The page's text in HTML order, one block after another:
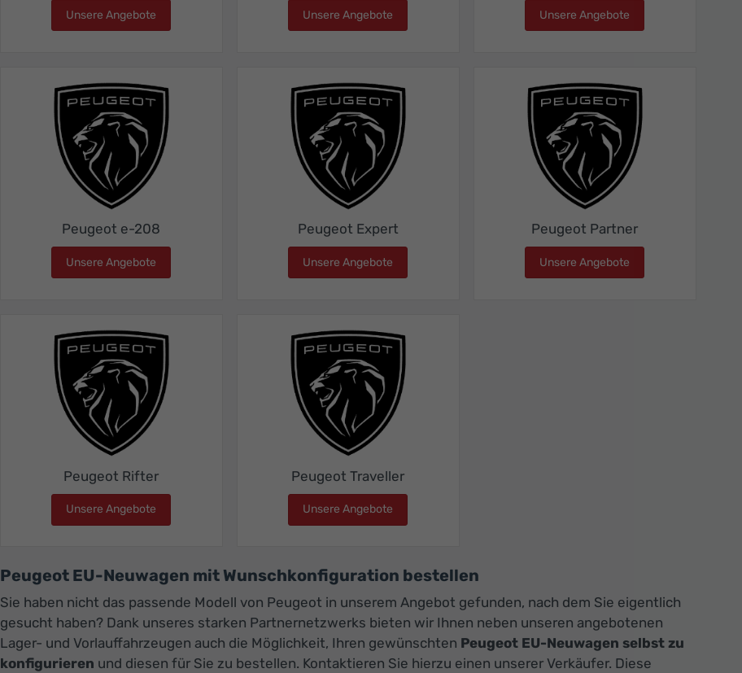
Unsere Angebote Unsere Angebote Unsere Angebote
Peugeot e-208
Unsere Angebote
Peugeot Expert
Unsere Angebote
Peugeot Partner
Unsere Angebote
Peugeot Rifter
Unsere Angebote
Peugeot Traveller
Unsere Angebote
Peugeot EU-Neuwagen mit Wunschkonfiguration bestellen
Sie haben nicht das passende Modell von Peugeot in unserem Angebot gefunden, nach dem Sie eigentlich
gesucht haben? Dank unseres starken Partnernetzwerks bieten wir Ihnen neben unseren angebotenen
Lager- und Vorlauffahrzeugen auch die Möglichkeit, Ihren gewünschten Peugeot EU-Neuwagen selbst zu
konfigurieren und diesen für Sie zu bestellen. Kontaktieren Sie hierzu einen unserer Verkäufer. Diese